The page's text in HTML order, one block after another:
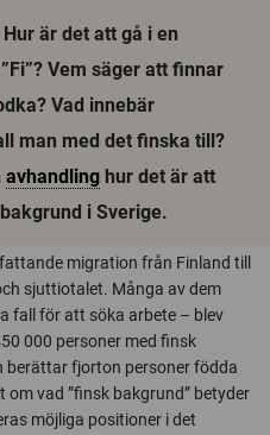
är det att gå i en
Vem säger att finnar
Vad innebär
man med det finska till?
avhandling hur det är att
i Sverige.
migration från Finland till
sjuttiotalet. Många av dem
fall för att söka arbete – blev
000 personer med finsk
berättar fjorton personer födda
vad ”finsk bakgrund” betyder
möjliga positioner i det